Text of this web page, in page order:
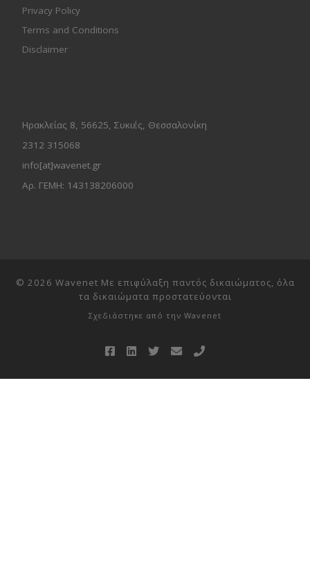
Privacy Policy
Terms and Conditions
Disclaimer
Ηρακλείας 8, 56625, Συκιές, Θεσσαλονίκη
2312 315068
info[at]wavenet.gr
Αρ. ΓΕΜΗ: 143138206000
© 2026 Wavenet Με επιφύλαξη παντός δικαιώματος, όλα
τα δικαιώματα προστατεύονται
Σχεδιάστηκε από την Wavenet